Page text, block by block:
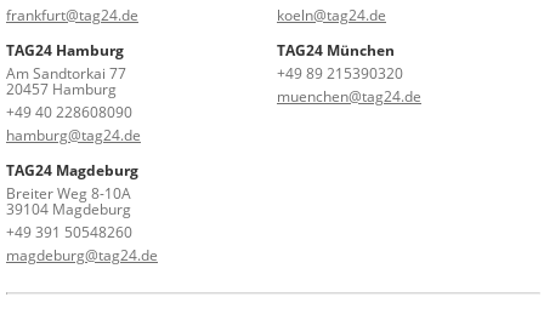
frankfurt@tag24.de
koeln@tag24.de
TAG24 Hamburg
Am Sandtorkai 77
20457 Hamburg
+49 40 228608090
hamburg@tag24.de
TAG24 München
+49 89 215390320
muenchen@tag24.de
TAG24 Magdeburg
Breiter Weg 8-10A
39104 Magdeburg
+49 391 50548260
magdeburg@tag24.de